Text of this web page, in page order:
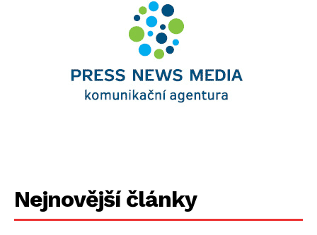
Nejnovější články